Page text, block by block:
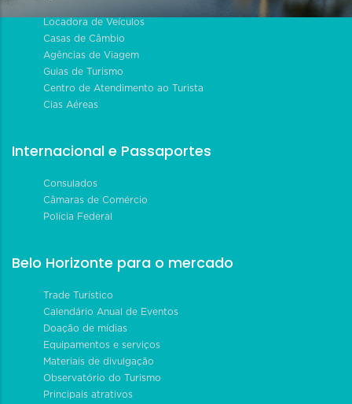
Locadora de Veículos
Casas de Câmbio
Agências de Viagem
Guias de Turismo
Centro de Atendimento ao Turista
Cias Aéreas
Internacional e Passaportes
Consulados
Câmaras de Comércio
Polícia Federal
Belo Horizonte para o mercado
Trade Turístico
Calendário Anual de Eventos
Doação de mídias
Equipamentos e serviços
Materiais de divulgação
Observatório do Turismo
Principais atrativos